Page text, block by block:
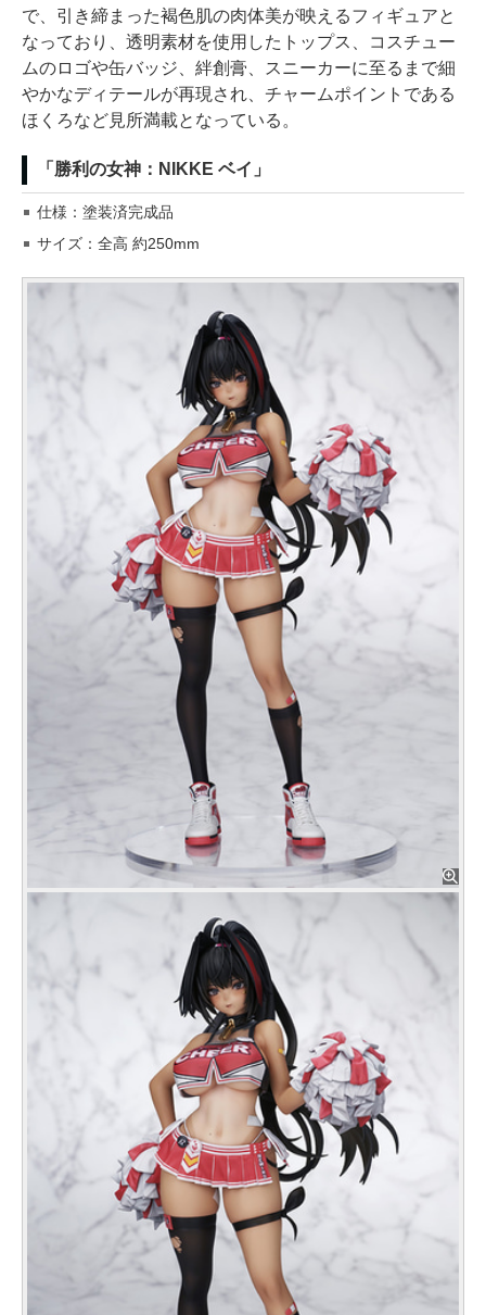
で、引き締まった褐色肌の肉体美が映えるフィギュアと
なっており、透明素材を使用したトップス、コスチュー
ムのロゴや缶バッジ、絆創膏、スニーカーに至るまで細
やかなディテールが再現され、チャームポイントである
ほくろなど見所満載となっている。
「勝利の女神：NIKKE ベイ」
仕様：塗装済完成品
サイズ：全高 約250mm